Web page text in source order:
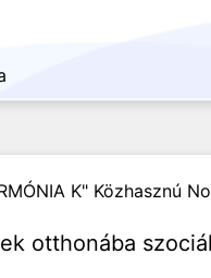
K" Közhasznú
otthonába